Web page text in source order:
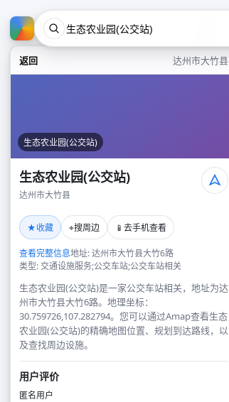
返回 达州市大竹县
生态农业园(公交站)
生态农业园(公交站)
达州市大竹县
★收藏 ⌖搜周边 📱 去手机查看
查看完整信息地址: 达州市大竹县大竹6路
类型: 交通设施服务;公交车站;公交车站相关
生态农业园(公交站)是一家公交车站相关，地址为达
州市大竹县大竹6路。地理坐标：
30.759726,107.282794。您可以通过Amap查看生态
农业园(公交站)的精确地图位置、规划到达路线，以
及查找周边设施。
用户评价
匿名用户